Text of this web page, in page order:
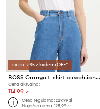
extra -5% z kodem: OFF*
BOSS Orange t-shirt bawełniany C Elove 1
Cena aktualna:
114,99 zł
Cena regularna:229,99 zł
Najniższa cena:125,99 zł